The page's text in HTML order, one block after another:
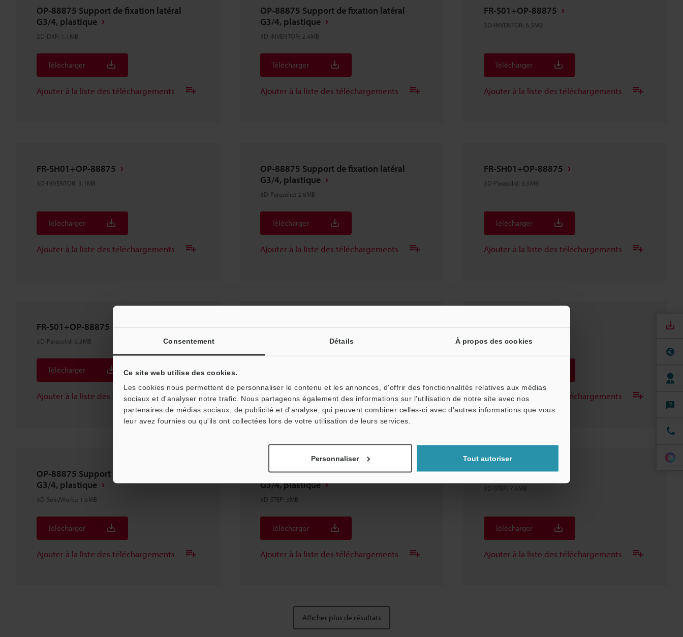
Consentement Détails À propos des cookies
Ce site web utilise des cookies.
Les cookies nous permettent de personnaliser le contenu et les annonces, d'offrir des fonctionnalités relatives aux médias
sociaux et d'analyser notre trafic. Nous partageons également des informations sur l'utilisation de notre site avec nos
partenaires de médias sociaux, de publicité et d'analyse, qui peuvent combiner celles-ci avec d'autres informations que vous
leur avez fournies ou qu'ils ont collectées lors de votre utilisation de leurs services.
Personnaliser Tout autoriser
OP-88875 Support de fixation latéral
G3/4, plastique
2D-DXF: 1.1MB
Télécharger
Ajouter à la liste des téléchargements
OP-88875 Support de fixation latéral
G3/4, plastique
3D-INVENTOR: 2.4MB
Télécharger
Ajouter à la liste des téléchargements
FR-S01+OP-88875
3D-INVENTOR: 6.5MB
Télécharger
Ajouter à la liste des téléchargements
FR-SH01+OP-88875
3D-INVENTOR: 3.1MB
Télécharger
Ajouter à la liste des téléchargements
OP-88875 Support de fixation latéral
G3/4, plastique
3D-Parasolid: 2.8MB
Télécharger
Ajouter à la liste des téléchargements
FR-SH01+OP-88875
3D-Parasolid: 3.5MB
Télécharger
Ajouter à la liste des téléchargements
FR-S01+OP-88875
3D-Parasolid: 5.3MB
Télécharger
Ajouter à la liste des téléchargements Ajouter à la liste des téléchargements
3D-SolidWorks:3.1MB
Ajouter à la liste des téléchargements
OP-88875 Support de fixation latéral
G3/4, plastique
3D-SolidWorks: 1.5MB
Télécharger
Ajouter à la liste des téléchargements
OP-88875 Support de fixation latéral
G3/4, plastique
3D-STEP: 3MB
Télécharger
Ajouter à la liste des téléchargements
FR-S01+OP-88875
3D-STEP: 7.5MB
Télécharger
Ajouter à la liste des téléchargements
Afficher plus de résultats